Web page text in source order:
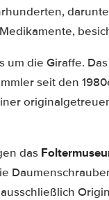
um die Giraffe. Das
seit den
das